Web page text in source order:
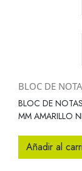
BLOC DE
BLOC DE
MM AMARILLO
Añadir al